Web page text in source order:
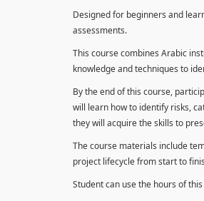
Designed for beginners and
assessments.
This course combines Arabic
knowledge and techniques to
By the end of this course,
will learn how to identify risks,
they will acquire the skills to
The course materials include
project lifecycle from start to
Student can use the hours of